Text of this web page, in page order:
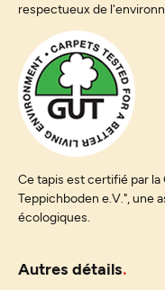
respectueux de
Ce tapis est certifié par
Teppichboden e.V.", une
écologiques.
Autres détails